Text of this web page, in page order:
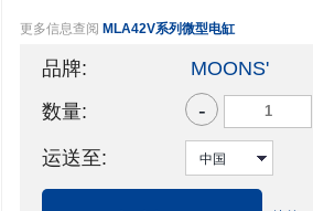
更多信息查阅 MLA42V系列微型电缸
品牌:
MOONS'
数量:
-
运送至: